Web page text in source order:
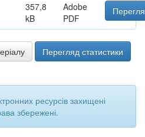
357,8
kB
Adobe
PDF
Перегляд статистики
ресурсів захищені
збережені.